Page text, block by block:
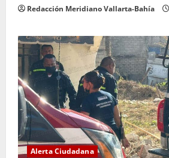
Redacción Meridiano Vallarta-Bahía
Alerta Ciudadana